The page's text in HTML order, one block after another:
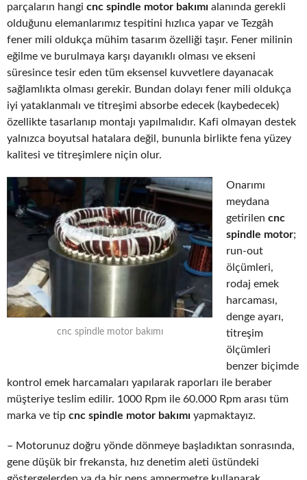
parçaların hangi cnc spindle motor bakımı alanında gerekli
olduğunu elemanlarımız tespitini hızlıca yapar ve Tezgâh
fener mili oldukça mühim tasarım özelliği taşır. Fener milinin
eğilme ve burulmaya karşı dayanıklı olması ve ekseni
süresince tesir eden tüm eksensel kuvvetlere dayanacak
sağlamlıkta olması gerekir. Bundan dolayı fener mili oldukça
iyi yataklanmalı ve titreşimi absorbe edecek (kaybedecek)
özellikte tasarlanıp montajı yapılmalıdır. Kafi olmayan destek
yalnızca boyutsal hatalara değil, bununla birlikte fena yüzey
kalitesi ve titreşimlere niçin olur.
cnc spindle motor bakımı
Onarımı
meydana
getirilen cnc
spindle motor;
run-out
ölçümleri,
rodaj emek
harcaması,
denge ayarı,
titreşim
ölçümleri
benzer biçimde
kontrol emek harcamaları yapılarak raporları ile beraber
müşteriye teslim edilir. 1000 Rpm ile 60.000 Rpm arası tüm
marka ve tip cnc spindle motor bakımı yapmaktayız.
– Motorunuz doğru yönde dönmeye başladıktan sonrasında,
gene düşük bir frekansta, hız denetim aleti üstündeki